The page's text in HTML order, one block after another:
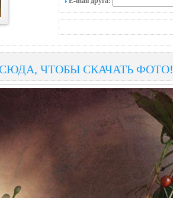
ЧТОБЫ СКАЧАТЬ ФОТО!